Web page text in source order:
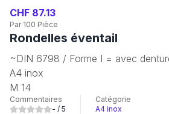
CHF 87.13
Par 100 Pièce
Rondelles éventail
~DIN 6798 / Forme I = avec
A4 inox
M 14
Commentaires
- / 5
Catégorie
A4 inox